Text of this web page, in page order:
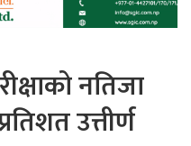
नतिजा
उत्तीर्ण